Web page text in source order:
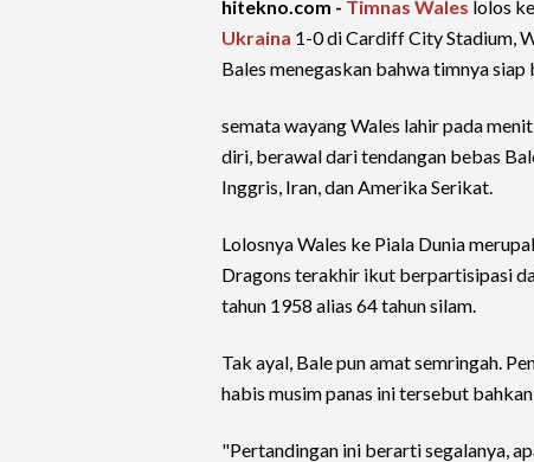
hitekno.com - Timnas Wales lolos
Ukraina 1-0 di Cardiff City Stadium,
Bales menegaskan bahwa timnya
semata wayang Wales lahir pada
diri, berawal dari tendangan bebas
Inggris, Iran, dan Amerika Serikat.
Lolosnya Wales ke Piala Dunia
Dragons terakhir ikut berpartisipasi
tahun 1958 alias 64 tahun silam.
Tak ayal, Bale pun amat semringah.
habis musim panas ini tersebut
"Pertandingan ini berarti segalanya,